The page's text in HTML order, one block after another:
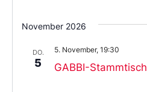
November 2026
DO.
5 GABBI-Stammtisch
5. November, 19:30